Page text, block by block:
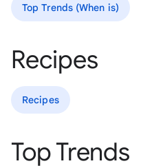
Top Trends (When is)
Recipes
Recipes
Top Trends